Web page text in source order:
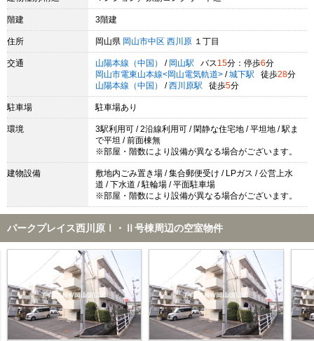
階建 3階建
住所 岡山県 岡山市中区 西川原 １丁目
交通 山陽本線（中国） / 岡山駅 バス 15分：停歩6分
岡山市電東山本線<岡山電気軌道> / 城下駅 徒歩28分
山陽本線（中国）
/ 西川原駅 徒歩5分
駐車場 駐車場あり
環境
3駅利用可 / 2沿線利用可 / 閑静な住宅地 / 平坦地 / 駅ま
で平坦 / 前面棟無
※部屋・階数により設備が異なる場合がございます。
建物設備
敷地内ごみ置き場 / 集合郵便受け / LPガス / 公営上水
道 / 下水道 / 駐輪場 / 平面駐車場
※部屋・階数により設備が異なる場合がございます。
パークプレイス西川原Ⅰ・Ⅱ号棟周辺の空室物件